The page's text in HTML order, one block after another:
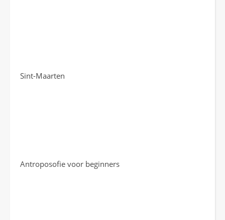
Sint-Maarten
Antroposofie voor beginners